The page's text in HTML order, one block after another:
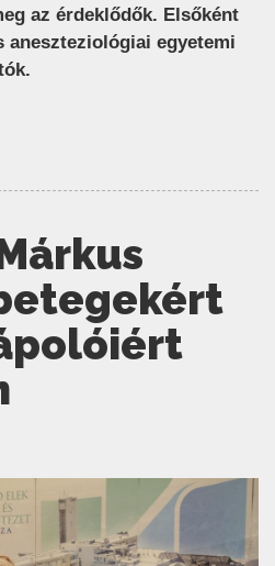
az érdeklődők. Elsőként
aneszteziológiai egyetemi